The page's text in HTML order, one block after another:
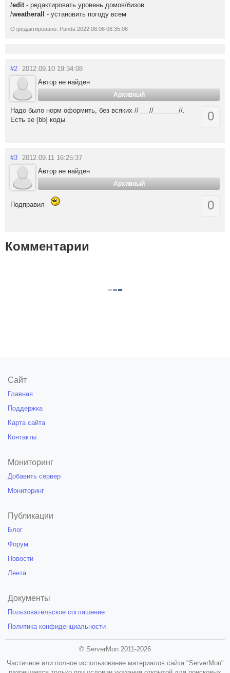
/edit - редактировать уровень домов/бизов
/weatherall - установить погоду всем
Отредактировано: Panda 2022.08.08 08:35:06
#2 2012.09.10 19:34:08
Автор не найден
Архивный
0
Надо было норм оформить, без всяких //___//_______//.
Есть эе [bb] коды
#3 2012.09.11 16:25:37
Автор не найден
Архивный
0
Подправил
Комментарии
Сайт
Главная
Поддержка
Карта сайта
Контакты
Мониторинг
Добавить сервер
Мониторинг
Публикации
Блог
Форум
Новости
Лента
Документы
Пользовательское соглашение
Политика конфиденциальности
© ServerMon 2011-2026
Частичное или полное использование материалов сайта "ServerMon"